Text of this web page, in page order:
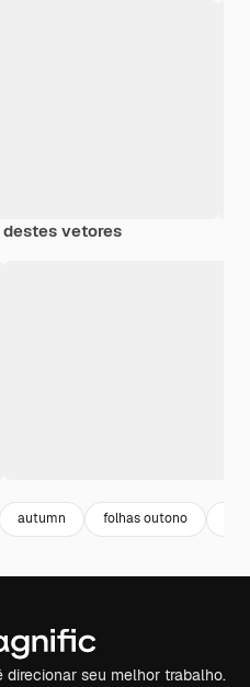
vetores
autumn folhas outono
seu melhor trabalho.